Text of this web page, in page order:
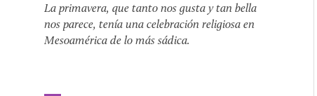
La primavera, que tanto nos gusta y tan bella
nos parece, tenía una celebración religiosa en
Mesoamérica de lo más sádica.